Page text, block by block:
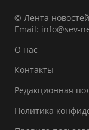
© Лента
Email: info@sev-
О нас
Контакты
Редакционная
Политика